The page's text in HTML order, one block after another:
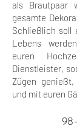
als Brautpaar
gesamte
Schließlich soll
Lebens
euren
Dienstleister,
Zügen
und mit euren